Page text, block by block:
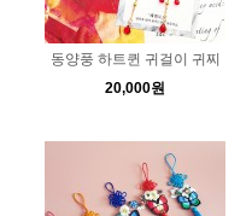
동양풍 하트퀸 귀걸이 귀찌
20,000원